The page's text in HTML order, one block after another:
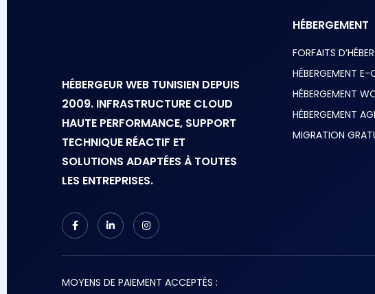
HÉBERGEUR WEB TUNISIEN DEPUIS
2009. INFRASTRUCTURE CLOUD
HAUTE PERFORMANCE, SUPPORT
TECHNIQUE RÉACTIF ET
SOLUTIONS ADAPTÉES À TOUTES
LES ENTREPRISES.
HÉBERGEMENT
FORFAITS
HÉBERGEMENT
HÉBERGEMENT
HÉBERGEMENT
MIGRATION
MOYENS DE PAIEMENT ACCEPTÉS :